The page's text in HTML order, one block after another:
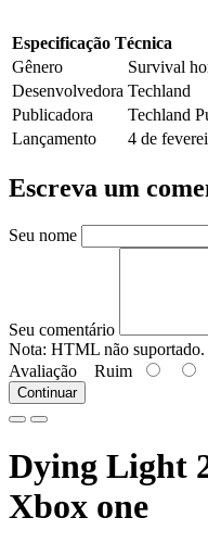
Especificação Técnica
Gênero
Survival
Desenvolvedora Techland
Publicadora
Techland
Lançamento
4 de
Escreva um
Seu nome
Seu comentário
Nota: HTML não suportado.
Avaliação Ruim
Continuar
Dying Light
Xbox one